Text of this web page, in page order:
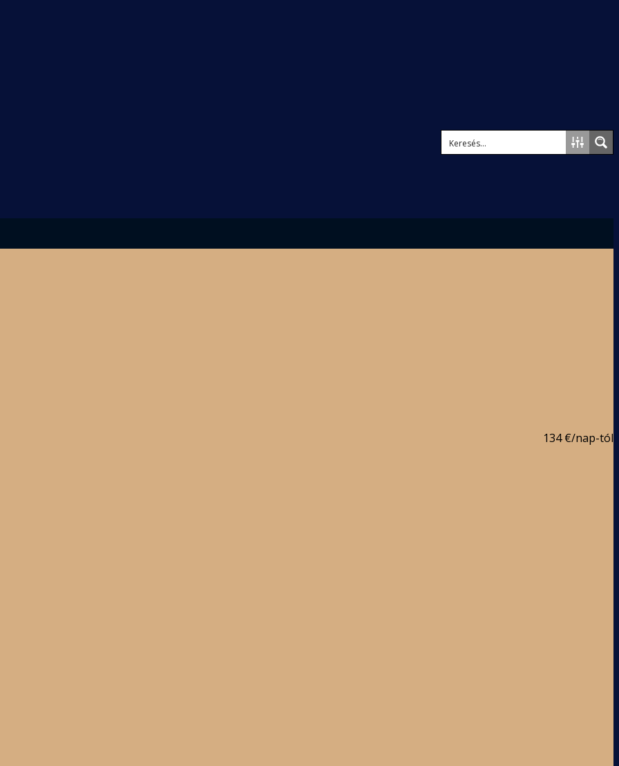
134 €/nap-tól